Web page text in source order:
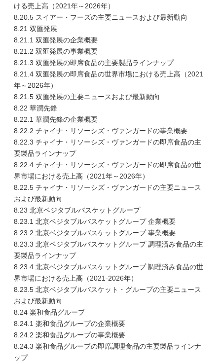
ける売上高（2021年～2026年）
8.20.5 スイアー・フーズの主要ニュースおよび最新動向
8.21 双匯発展
8.21.1 双匯発展の企業概要
8.21.2 双匯発展の事業概要
8.21.3 双匯発展の即席食品の主要製品ラインナップ
8.21.4 双匯発展の即席食品の世界市場における売上高（2021
年～2026年）
8.21.5 双匯発展の主要ニュースおよび最新動向
8.22 華潤先鋒
8.22.1 華潤先鋒の企業概要
8.22.2 チャイナ・リソーシズ・ヴァンガードの事業概要
8.22.3 チャイナ・リソーシズ・ヴァンガードの即席食品の主
要製品ラインナップ
8.22.4 チャイナ・リソーシズ・ヴァンガードの即席食品の世
界市場における売上高（2021年～2026年）
8.22.5 チャイナ・リソーシズ・ヴァンガードの主要ニュース
および最新動向
8.23 北京ベジタブルバスケットグループ
8.23.1 北京ベジタブルバスケットグループ 企業概要
8.23.2 北京ベジタブルバスケットグループ 事業概要
8.23.3 北京ベジタブルバスケットグループ 調理済み食品の主
要製品ラインナップ
8.23.4 北京ベジタブルバスケットグループ 調理済み食品の世
界市場における売上高（2021-2026年）
8.23.5 北京ベジタブルバスケット・グループの主要ニュース
および最新動向
8.24 楽和食品グループ
8.24.1 楽和食品グループの企業概要
8.24.2 楽和食品グループの事業概要
8.24.3 楽和食品グループの即席調理食品の主要製品ラインナ
ップ